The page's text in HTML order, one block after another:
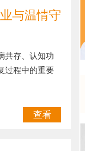
与温情守
存、认知功
过程中的重要
查看